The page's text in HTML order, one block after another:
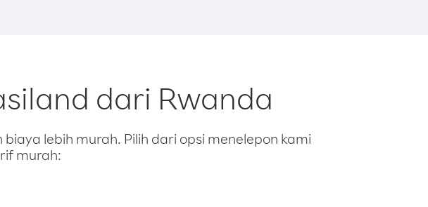
dari Rwanda
lebih murah. Pilih dari opsi menelepon kami
murah: